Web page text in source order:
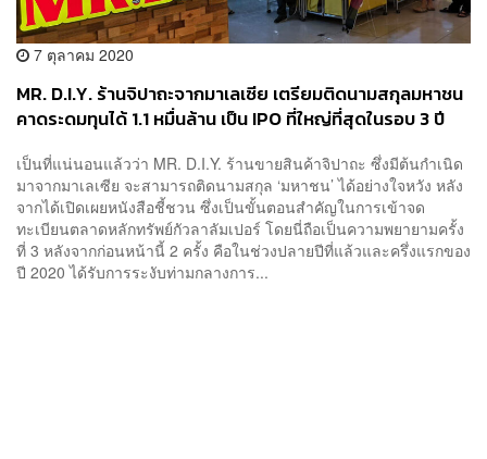
7 ตุลาคม 2020
MR. D.I.Y. ร้านจิปาถะจากมาเลเซีย เตรียมติดนามสกุลมหาชน
คาดระดมทุนได้ 1.1 หมื่นล้าน เป็น IPO ที่ใหญ่ที่สุดในรอบ 3 ปี
เป็นที่แน่นอนแล้วว่า MR. D.I.Y. ร้านขายสินค้าจิปาถะ ซึ่งมีต้นกำเนิด
มาจากมาเลเซีย จะสามารถติดนามสกุล ‘มหาชน’ ได้อย่างใจหวัง หลัง
จากได้เปิดเผยหนังสือชี้ชวน ซึ่งเป็นขั้นตอนสำคัญในการเข้าจด
ทะเบียนตลาดหลักทรัพย์กัวลาลัมเปอร์ โดยนี่ถือเป็นความพยายามครั้ง
ที่ 3 หลังจากก่อนหน้านี้ 2 ครั้ง คือในช่วงปลายปีที่แล้วและครึ่งแรกของ
ปี 2020 ได้รับการระงับท่ามกลางการ...